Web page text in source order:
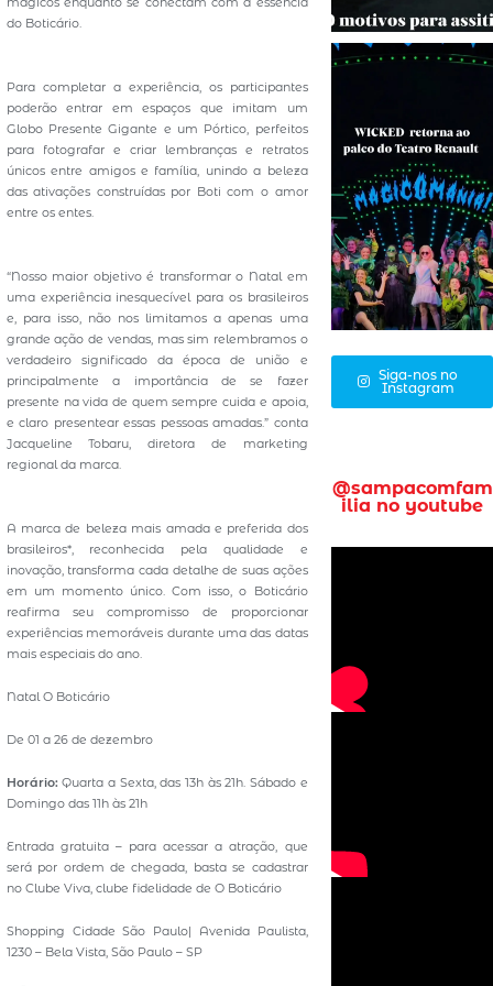
do Boticário.
Para completar a experiência, os participantes
poderão entrar em espaços que imitam um
Globo Presente Gigante e um Pórtico, perfeitos
para fotografar e criar lembranças e retratos
únicos entre amigos e família, unindo a beleza
das ativações construídas por Boti com o amor
entre os entes.
“Nosso maior objetivo é transformar o Natal em
uma experiência inesquecível para os brasileiros
e, para isso, não nos limitamos a apenas uma
grande ação de vendas, mas sim relembramos o
verdadeiro significado da época de união e
principalmente a importância de se fazer
presente na vida de quem sempre cuida e apoia,
e claro presentear essas pessoas amadas.” conta
Jacqueline Tobaru, diretora de marketing
regional da marca.
A marca de beleza mais amada e preferida dos
brasileiros*, reconhecida pela qualidade e
inovação, transforma cada detalhe de suas ações
em um momento único. Com isso, o Boticário
reafirma seu compromisso de proporcionar
experiências memoráveis durante uma das datas
mais especiais do ano.
Natal O Boticário
De 01 a 26 de dezembro
Horário:Quarta a Sexta, das 13h às 21h. Sábado e
Domingo das 11h às 21h
Entrada gratuita – para acessar a atração, que
será por ordem de chegada, basta se cadastrar
no Clube Viva, clube fidelidade de O Boticário
Shopping Cidade São Paulo| Avenida Paulista,
1230 – Bela Vista, São Paulo – SP
Siga-nos no
Instagram
@sampacomfam
ilia no youtube